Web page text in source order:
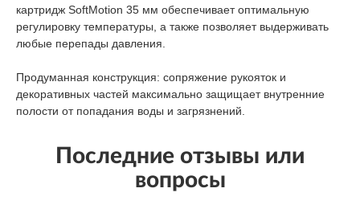
картридж SoftMotion 35 мм обеспечивает оптимальную
регулировку температуры, а также позволяет выдерживать
любые перепады давления.
Продуманная конструкция: сопряжение рукояток и
декоративных частей максимально защищает внутренние
полости от попадания воды и загрязнений.
Последние отзывы или
вопросы